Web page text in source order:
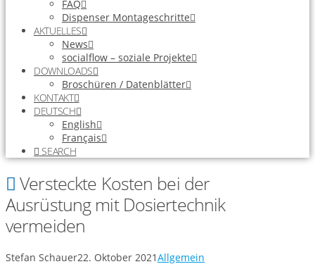
FAQ
Dispenser Montageschritte
AKTUELLES
News
socialflow – soziale Projekte
DOWNLOADS
Broschüren / Datenblätter
KONTAKT
DEUTSCH
English
Français
SEARCH
Versteckte Kosten bei der
Ausrüstung mit Dosiertechnik
vermeiden
Stefan Schauer22. Oktober 2021Allgemein